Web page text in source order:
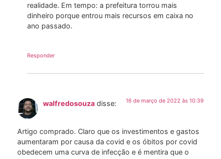
realidade. Em tempo: a prefeitura torrou mais
dinheiro porque entrou mais recursos em caixa no
ano passado.
Responder
walfredosouza disse: 16 de março de 2022 às 10:39
Artigo comprado. Claro que os investimentos e gastos
aumentaram por causa da covid e os óbitos por covid
obedecem uma curva de infecção e é mentira que o